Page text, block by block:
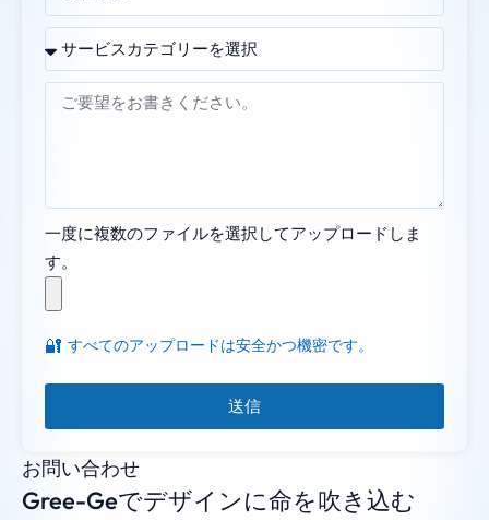
お問い合わせ
Gree-Geでデザインに命を吹き込む
一度に複数のファイルを選択してアップロードしま
す。
🔐 すべてのアップロードは安全かつ機密です。
送信